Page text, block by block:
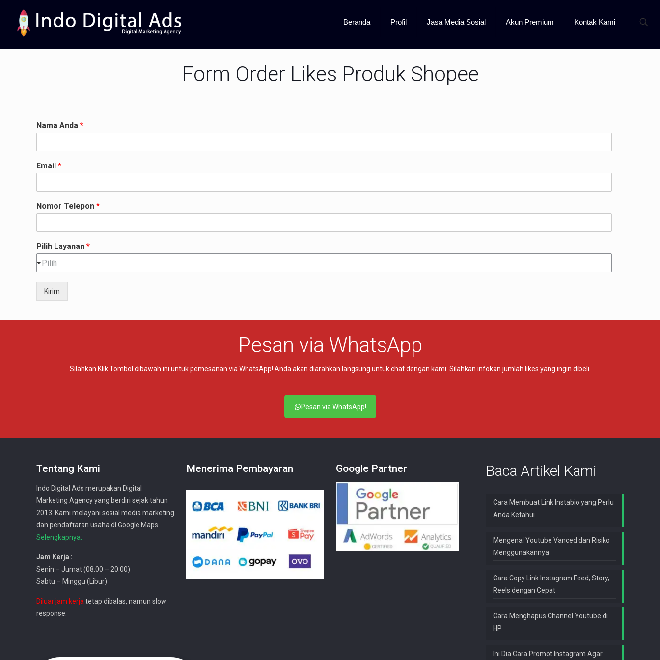
Beranda Profil Jasa Media Sosial Akun Premium Kontak Kami
Form Order Likes Produk Shopee
Nama Anda *
Email *
Nomor Telepon *
Pilih Layanan *
Pilih
Kirim
Pesan via WhatsApp
Silahkan Klik Tombol dibawah ini untuk pemesanan via WhatsApp! Anda akan diarahkan langsung untuk chat dengan kami. Silahkan infokan jumlah likes yang ingin dibeli.
Pesan via WhatsApp!
Tentang Kami
Indo Digital Ads merupakan Digital
Marketing Agency yang berdiri sejak tahun
2013. Kami melayani sosial media marketing
dan pendaftaran usaha di Google Maps.
Selengkapnya.
Jam Kerja :
Senin – Jumat (08.00 – 20.00)
Sabtu – Minggu (Libur)
Diluar jam kerja tetap dibalas, namun slow
response.
Menerima Pembayaran Google Partner Baca Artikel Kami
Cara Membuat Link Instabio yang Perlu
Anda Ketahui
Mengenal Youtube Vanced dan Risiko
Menggunakannya
Cara Copy Link Instagram Feed, Story,
Reels dengan Cepat
Cara Menghapus Channel Youtube di
HP
Ini Dia Cara Promot Instagram Agar